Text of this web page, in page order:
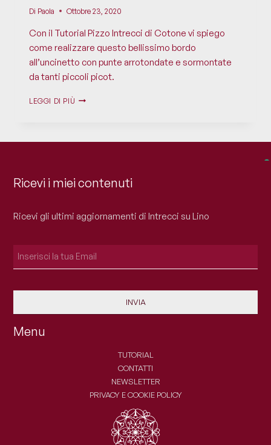
Di Paola Ottobre 23, 2020
Con il Tutorial Pizzo Intrecci di Cotone vi spiego
come realizzare questo bellissimo bordo
all’uncinetto con punte arrotondate e sormontate
da tanti piccoli picot.
LEGGI DI PIÙ
Menu
TUTORIAL
CONTATTI
NEWSLETTER
PRIVACY E COOKIE POLICY
Ricevi i miei contenuti
Ricevi gli ultimi aggiornamenti di Intrecci su Lino
INVIA